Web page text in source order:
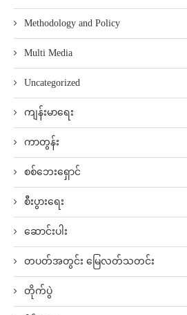
Methodology and Policy
Multi Media
Uncategorized
ကျန်းမာရေး
ကာတွန်း
စစ်ဘေးရှောင်
စီးပွားရေး
ဆောင်းပါး
တပတ်အတွင်း မြေလတ်သတင်း
တိုက်ပွဲ